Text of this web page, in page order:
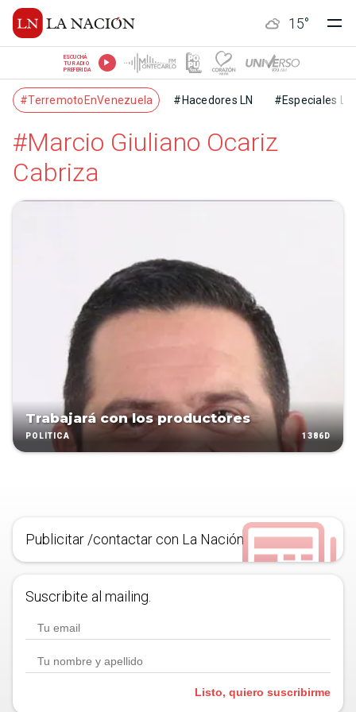
15°
ESCUCHÁ
TU RADIO
PREFERIDA
#TerremotoEnVenezuela #Hacedores LN #Especiales LN
#Marcio Giuliano Ocariz
Cabriza
Trabajará con los productores
POLÍTICA 1386D
Publicitar /contactar con La Nación
Suscribite al mailing.
Listo, quiero suscribirme